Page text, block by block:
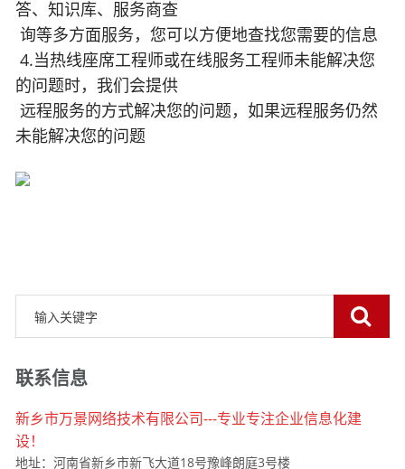
答、知识库、服务商查
询等多方面服务，您可以方便地查找您需要的信息
4.当热线座席工程师或在线服务工程师未能解决您
的问题时，我们会提供
远程服务的方式解决您的问题，如果远程服务仍然
未能解决您的问题
联系信息
新乡市万景网络技术有限公司---专业专注企业信息化建
设！
地址：河南省新乡市新飞大道18号豫峰朗庭3号楼